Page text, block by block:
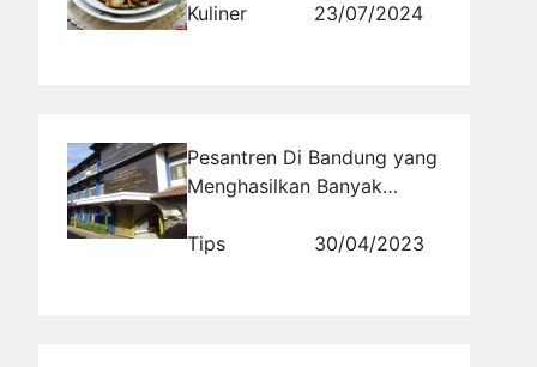
Istimewa Enak dengan
Kuliner 23/07/2024
Pesantren Di Bandung yang
Menghasilkan Banyak
Tips
30/04/2023